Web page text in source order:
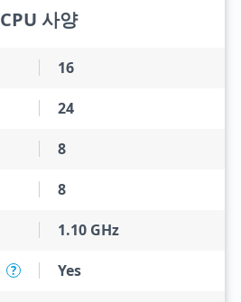
CPU 사양
16
24
8
8
1.10 GHz
? Yes